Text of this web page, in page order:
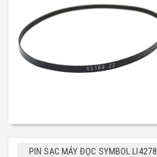
PIN SẠC MÁY ĐỌC SYMBOL LI4278